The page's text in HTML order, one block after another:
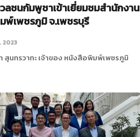
ชนกัมพูชาเข้าเยี่ยมชมสำนักงาน
เพชรภูมิ จ.เพชรบุรี
2023
นทรวาทะ เจ้าของ หนังสือพิมพ์เพชรภูมิ